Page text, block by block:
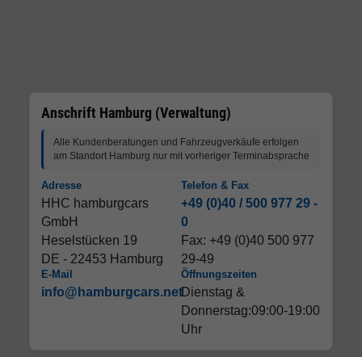
Anschrift Hamburg (Verwaltung)
Alle Kundenberatungen und Fahrzeugverkäufe erfolgen
am Standort Hamburg nur mit vorheriger Terminabsprache
Adresse
HHC hamburgcars
GmbH
Heselstücken 19
DE - 22453 Hamburg
Telefon & Fax
+49 (0)40 / 500 977 29 -
0
Fax: +49 (0)40 500 977
29-49
E-Mail
info@hamburgcars.net
Öffnungszeiten
Dienstag &
Donnerstag:09:00-19:00
Uhr